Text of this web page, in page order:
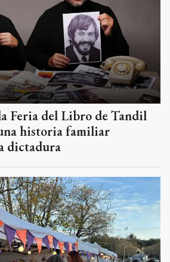
Feria del Libro de Tandil
historia familiar
dictadura